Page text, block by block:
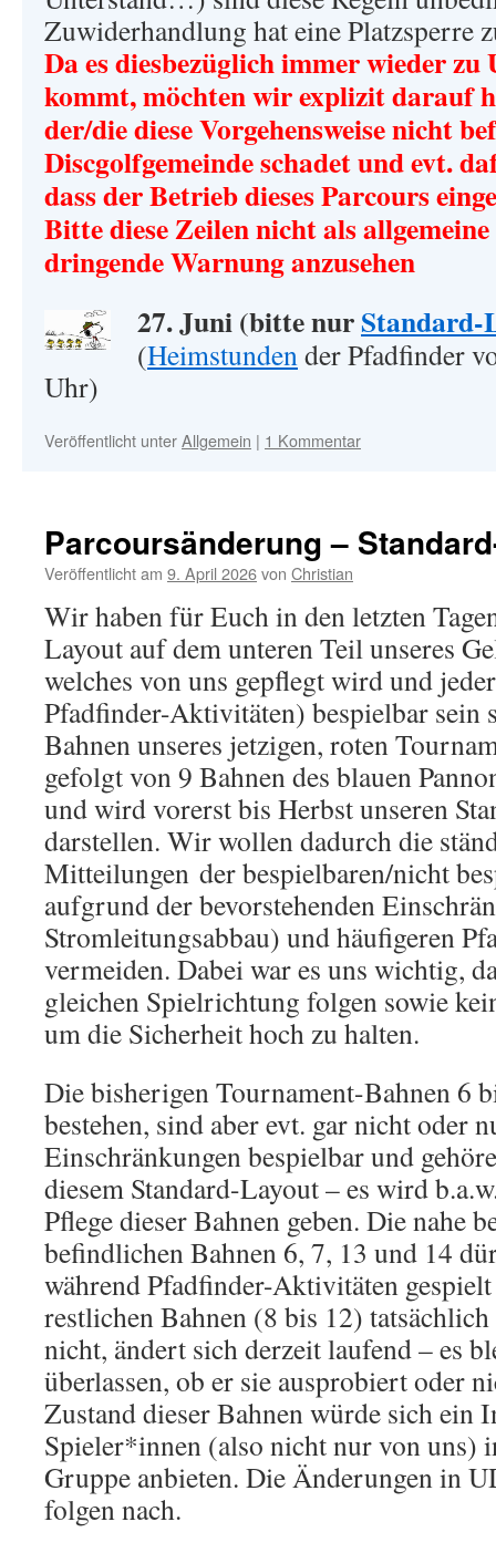
Zuwiderhandlung hat eine Platzsperre
Da es diesbezüglich immer wieder
kommt, möchten wir explizit darauf
der/die diese Vorgehensweise nicht
Discgolfgemeinde schadet und evt.
dass der Betrieb dieses Parcours
Bitte diese Zeilen nicht als
dringende Warnung anzusehen
27. Juni (bitte nur
(Heimstundender Pfadfinder
Uhr)
Veröffentlicht unterAllgemein | 1 Kommentar
Parcoursänderung –
Veröffentlicht am 9. April 2026von Christian
Wir haben für Euch in den letzten
Layout auf dem unteren Teil unseres
welches von uns gepflegt wird und
Pfadfinder-Aktivitäten) bespielbar sein
Bahnen unseres jetzigen, roten
gefolgt von 9 Bahnen des blauen
und wird vorerst bis Herbst unseren
darstellen. Wir wollen dadurch die
Mitteilungen der bespielbaren/nicht
aufgrund der bevorstehenden
Stromleitungsabbau) und häufigeren
vermeiden. Dabei war es uns wichtig,
gleichen Spielrichtung folgen sowie
um die Sicherheit hoch zu halten.
Die bisherigen Tournament-Bahnen 6
bestehen, sind aber evt. gar nicht oder
Einschränkungen bespielbar und
diesem Standard-Layout – es wird
Pflege dieser Bahnen geben. Die nahe
befindlichen Bahnen 6, 7, 13 und 14
während Pfadfinder-Aktivitäten
restlichen Bahnen (8 bis 12)
nicht, ändert sich derzeit laufend – es
überlassen, ob er sie ausprobiert oder
Zustand dieser Bahnen würde sich ein
Spieler*innen (also nicht nur von uns)
Gruppe anbieten. Die Änderungen in
folgen nach.